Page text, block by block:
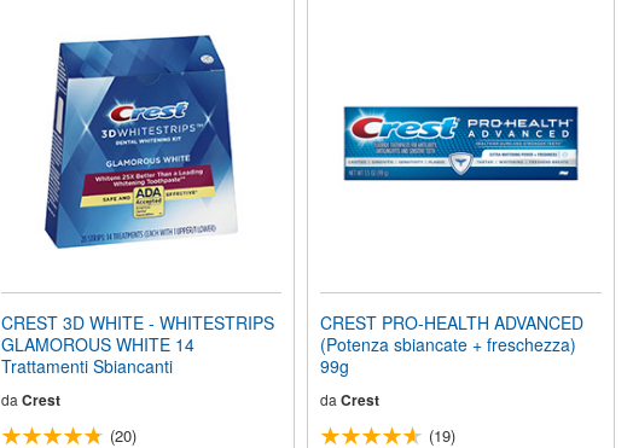
CREST 3D WHITE - WHITESTRIPS
GLAMOROUS WHITE 14
Trattamenti Sbiancanti
da Crest
(20)
CREST PRO-HEALTH ADVANCED
(Potenza sbiancate + freschezza)
99g
da Crest
(19)